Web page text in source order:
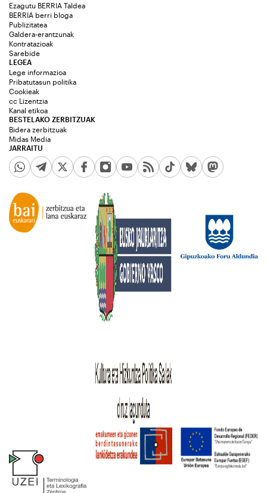
Ezagutu BERRIA Taldea
BERRIA berri bloga
Publizitatea
Galdera-erantzunak
Kontratazioak
Sarebide
JARRAITU
LEGEA
Lege informazioa
Pribatutasun politika
Cookieak
cc Lizentzia
Kanal etikoa
BESTELAKO ZERBITZUAK
Bidera zerbitzuak
Midas Media